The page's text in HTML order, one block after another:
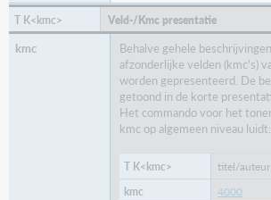
Veld-/Kmc presentatie
Behalve gehele
afzonderlijke velden (kmc's)
worden gepresenteerd. De
getoond in de korte
Het commando voor het
kmc op algemeen niveau luidt:
titel/auteur
4000